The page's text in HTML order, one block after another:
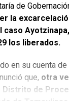
de
la
caso
los liberados.
en su cuenta
que, otra
Distrito de